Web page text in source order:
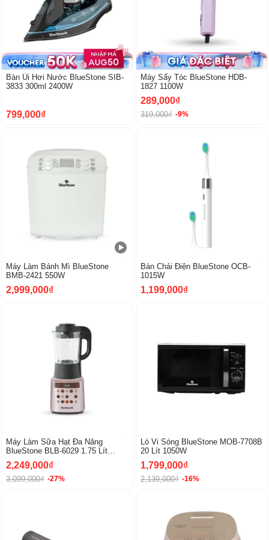
Bàn Ủi Hơi Nước BlueStone SIB-
3833 300ml 2400W
799,000₫
Máy Sấy Tóc BlueStone HDB-
1827 1100W
289,000₫
319,000₫ -9%
Máy Làm Bánh Mì BlueStone
BMB-2421 550W
2,999,000₫
Bàn Chải Điện BlueStone OCB-
1015W
1,199,000₫
Máy Làm Sữa Hạt Đa Năng
BlueStone BLB-6029 1.75 Lít
900W
2,249,000₫
3,099,000₫ -27%
Lò Vi Sóng BlueStone MOB-7708B
20 Lít 1050W
1,799,000₫
2,139,000₫ -16%